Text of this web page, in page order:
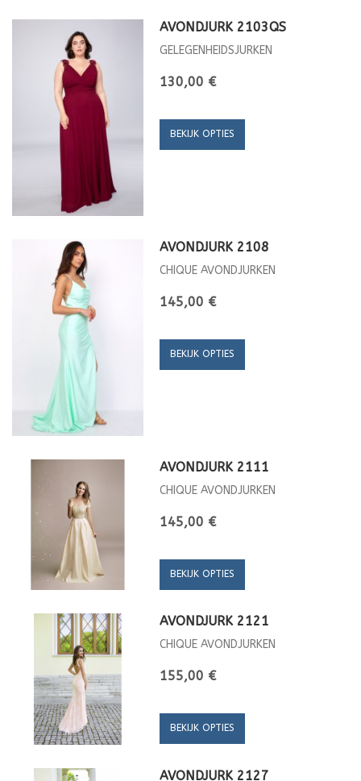
AVONDJURK 2103QS
GELEGENHEIDSJURKEN
130,00 €
BEKIJK OPTIES
AVONDJURK 2108
CHIQUE AVONDJURKEN
145,00 €
BEKIJK OPTIES
AVONDJURK 2111
CHIQUE AVONDJURKEN
145,00 €
BEKIJK OPTIES
AVONDJURK 2121
CHIQUE AVONDJURKEN
155,00 €
BEKIJK OPTIES
AVONDJURK 2127